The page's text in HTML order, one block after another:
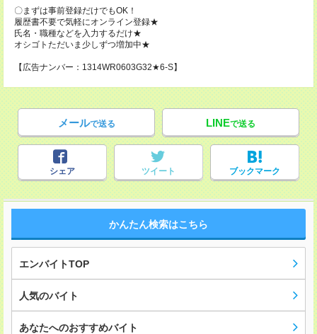
〇まずは事前登録だけでもOK！
履歴書不要で気軽にオンライン登録★
氏名・職種などを入力するだけ★
オシゴトただいま少しずつ増加中★
【広告ナンバー：1314WR0603G32★6-S】
メールで送る LINEで送る
シェア ツイート ブックマーク
かんたん検索はこちら
エンバイトTOP
人気のバイト
あなたへのおすすめバイト